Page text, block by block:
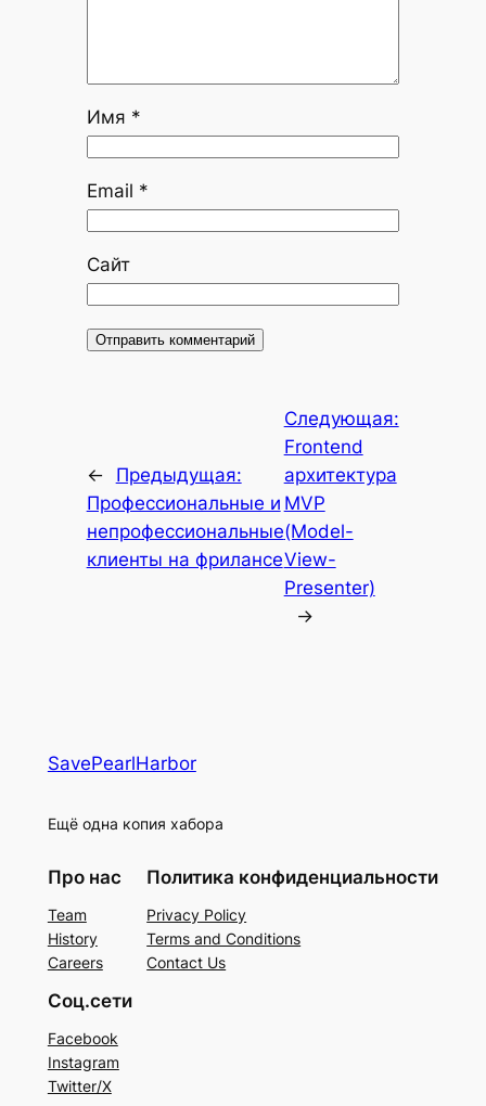
Имя *
Email *
Сайт
←
Предыдущая:
Профессиональные и
непрофессиональные
клиенты на фрилансе
Следующая:
Frontend
архитектура
MVP
(Model-
View-
Presenter)
→
SavePearlHarbor
Ещё одна копия хабора
Про нас
Team
History
Careers
Политика конфиденциальности
Privacy Policy
Terms and Conditions
Contact Us
Соц.сети
Facebook
Instagram
Twitter/X